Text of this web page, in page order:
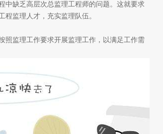
中缺乏高层次总监理工程师的问题。这就要求
监理人才，充实监理队伍。
监理工作要求开展监理工作，以满足工作需